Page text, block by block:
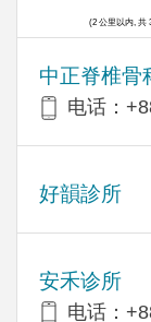
中正脊椎骨
电话：
好韻診所
安禾诊所
电话：
(2 公里以内, 共